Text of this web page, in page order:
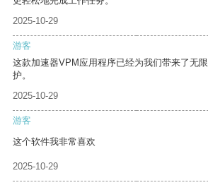
2025-10-29
游客
这款加速器VPM应用程序已经为我们带来了无
护。
2025-10-29
游客
这个软件我非常喜欢
2025-10-29